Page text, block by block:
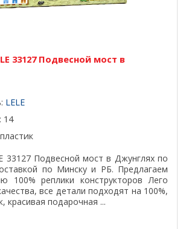
33127 Подвесной мост в
LELE
14
33127 Подвесной мост в Джунглях по
по Минску и РБ. Предлагаем
100% реплики конструкторов Лего
все детали подходят на 100%,
красивая подарочная ...